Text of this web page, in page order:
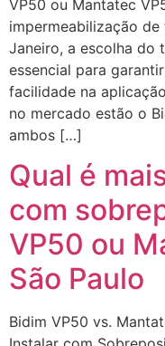
VP50 ou Mantatec
impermeabilização
Janeiro, a escolha do
essencial para
facilidade na
no mercado estão o
ambos […]
Qual é
com
VP50 ou
São Paulo
Bidim VP50 vs.